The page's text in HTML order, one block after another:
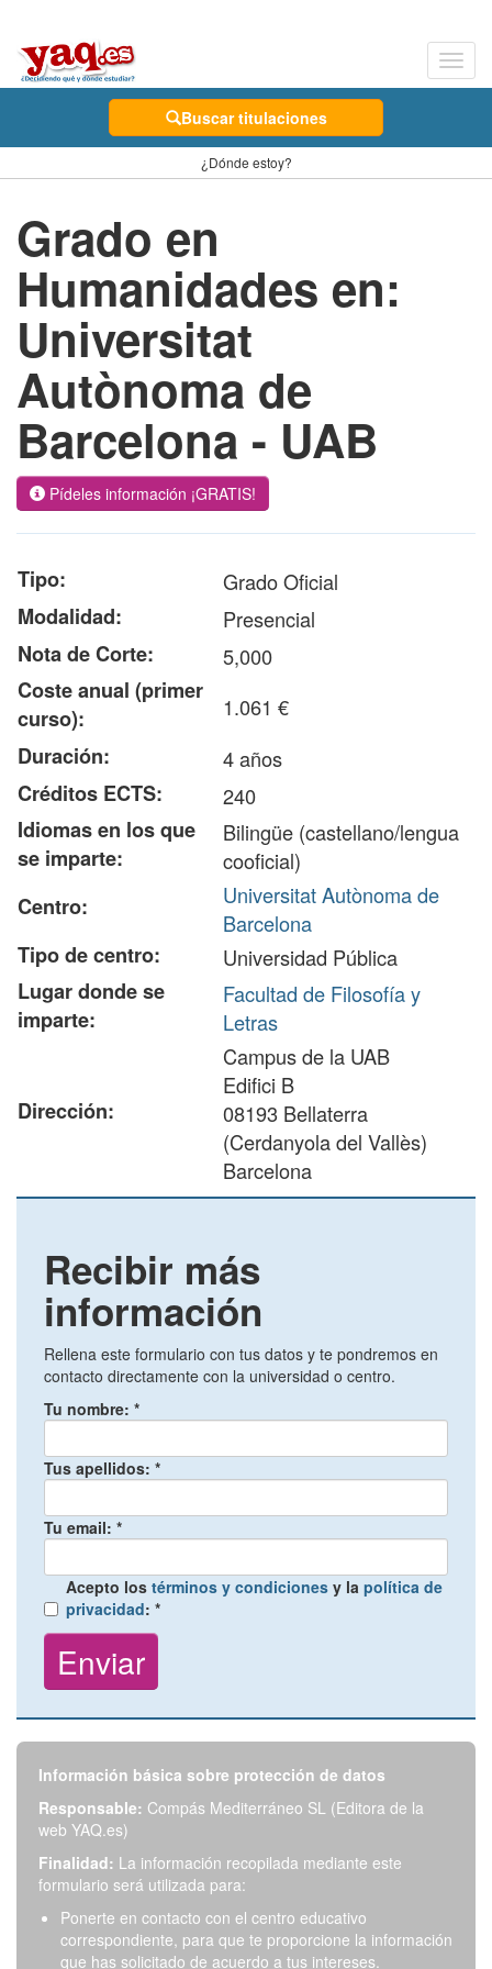
Buscar titulaciones
¿Dónde estoy?
Grado en
Humanidades en:
Universitat
Autònoma de
Barcelona - UAB
Pídeles información ¡GRATIS!
Tipo:
Grado Oficial
Modalidad:
Presencial
Nota de Corte:
5,000
Coste anual (primer
curso):
1.061 €
Duración:
4 años
Créditos ECTS:
240
Idiomas en los que
se imparte:
Bilingüe (castellano/lengua
cooficial)
Centro:
Universitat Autònoma de
Barcelona
Tipo de centro:
Universidad Pública
Lugar donde se
imparte:
Facultad de Filosofía y
Letras
Dirección:
Campus de la UAB
Edifici B
08193 Bellaterra
(Cerdanyola del Vallès)
Barcelona
Recibir más
información
Rellena este formulario con tus datos y te pondremos en
contacto directamente con la universidad o centro.
Tu nombre: *
Tus apellidos: *
Tu email: *
Acepto los términos y condiciones y la política de
privacidad: *
Información básica sobre protección de datos
Responsable: Compás Mediterráneo SL (Editora de la
web YAQ.es)
Finalidad: La información recopilada mediante este
formulario será utilizada para:
Ponerte en contacto con el centro educativo
correspondiente, para que te proporcione la información
que has solicitado de acuerdo a tus intereses.